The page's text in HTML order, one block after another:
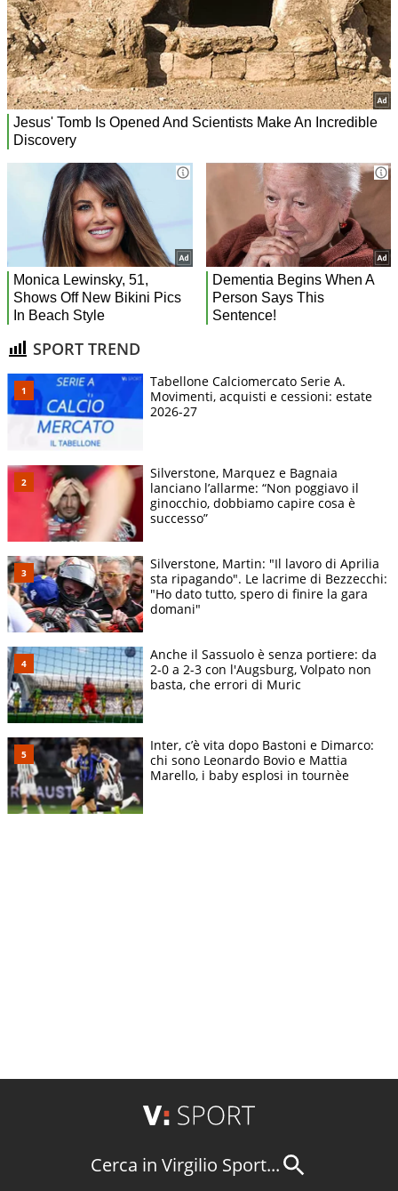
SPORT TREND
Tabellone Calciomercato Serie A.
Movimenti, acquisti e cessioni: estate
2026-27
Silverstone, Marquez e Bagnaia
lanciano l’allarme: “Non poggiavo il
ginocchio, dobbiamo capire cosa è
successo”
Silverstone, Martin: "Il lavoro di Aprilia
sta ripagando". Le lacrime di Bezzecchi:
"Ho dato tutto, spero di finire la gara
domani"
Anche il Sassuolo è senza portiere: da
2-0 a 2-3 con l'Augsburg, Volpato non
basta, che errori di Muric
Inter, c’è vita dopo Bastoni e Dimarco:
chi sono Leonardo Bovio e Mattia
Marello, i baby esplosi in tournèe
Cerca in Virgilio Sport...